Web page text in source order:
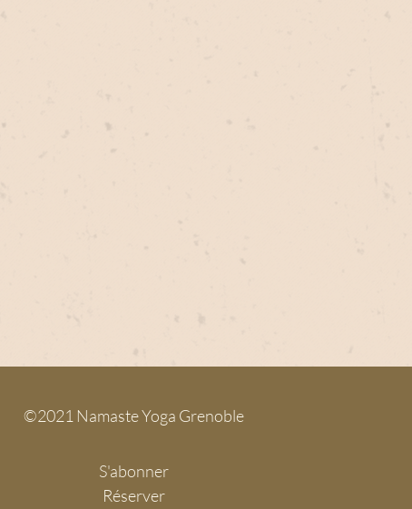
©2021 Namaste Yoga Grenoble
S'abonner
Réserver